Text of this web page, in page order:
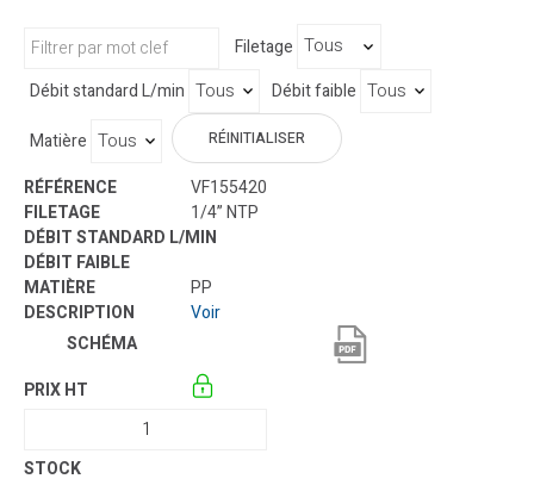
Filetage
Débit standard L/min
Débit faible
Matière
RÉINITIALISER
VF155420
1/4” NTP
PP
Voir